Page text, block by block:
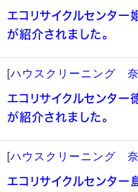
エコリサイクルセンター
が紹介されました。
[ハウスクリーニング
エコリサイクルセンター
が紹介されました。
[ハウスクリーニング
エコリサイクルセンター